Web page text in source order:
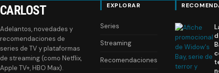
CARLOST
Adelantos, novedades y
recomendaciones de
series de TV y plataformas
de streaming (como Netflix,
Apple TV+, HBO Max).
EXPLORAR
Series
Streaming
Recomendaciones